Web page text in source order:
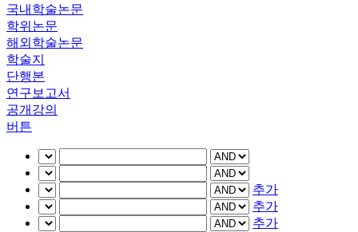
국내학술논문
학위논문
해외학술논문
학술지
단행본
연구보고서
공개강의
버튼
추가
추가
추가